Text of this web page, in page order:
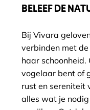
BELEEF DE
Bij Vivara
verbinden met
haar schoonheid.
vogelaar bent of
rust en sereniteit
alles wat je